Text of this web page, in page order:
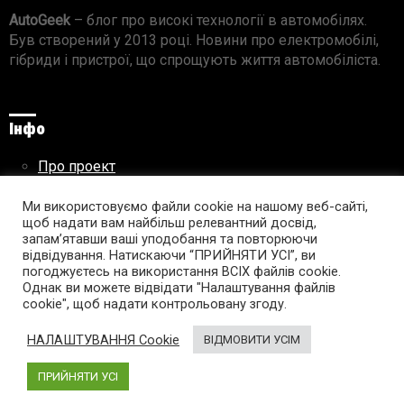
AutoGeek– блог про високі технології в автомобілях.
Був створений у 2013 році. Новини про електромобілі,
гібриди і пристрої, що спрощують життя автомобіліста.
Інфо
Про проект
Правила використання матеріалів
Підпишись на AutoGeek!
facebooktwitter instagramyoutube tumblr linkedin
Ми використовуємо файли cookie на нашому веб-сайті,
щоб надати вам найбільш релевантний досвід,
запам’ятавши ваші уподобання та повторюючи
відвідування. Натискаючи “ПРИЙНЯТИ УСІ”, ви
погоджуєтесь на використання ВСІХ файлів cookie.
Однак ви можете відвідати "Налаштування файлів
cookie", щоб надати контрольовану згоду.
НАЛАШТУВАННЯ Cookie ВІДМОВИТИ УСІМ
ПРИЙНЯТИ УСІ